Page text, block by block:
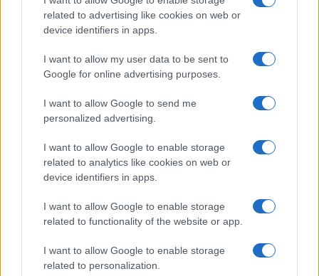
related to advertising like cookies on web or
device identifiers in apps.
I want to allow my user data to be sent to
Google for online advertising purposes.
I want to allow Google to send me
personalized advertising.
I want to allow Google to enable storage
related to analytics like cookies on web or
device identifiers in apps.
I want to allow Google to enable storage
related to functionality of the website or app.
I want to allow Google to enable storage
related to personalization.
a
ce
b
o
o
k
w
it
te
r
n
te
re
st
h
at
s
A
p
p
h
re
Articolo precedente
NOTIZIE RECENTI
Sangue, musica e solidarietà con Avis Olbia al
Delta Center
Meteo Olbia 9 agosto, temperature in calo
Salmo finisce in ospedale a Catania, ma il tour